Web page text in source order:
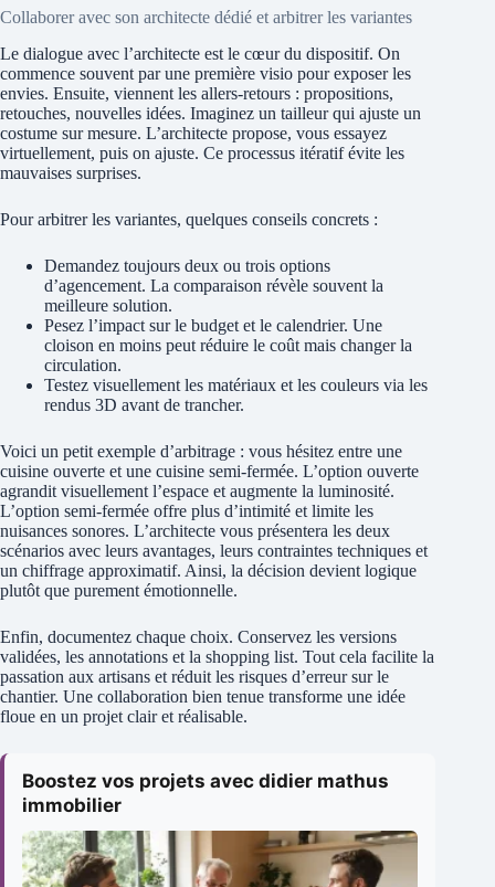
Collaborer avec son architecte dédié et arbitrer les variantes
Le dialogue avec l’architecte est le cœur du dispositif. On
commence souvent par une première visio pour exposer les
envies. Ensuite, viennent les allers-retours : propositions,
retouches, nouvelles idées. Imaginez un tailleur qui ajuste un
costume sur mesure. L’architecte propose, vous essayez
virtuellement, puis on ajuste. Ce processus itératif évite les
mauvaises surprises.
Pour arbitrer les variantes, quelques conseils concrets :
Demandez toujours deux ou trois options
d’agencement. La comparaison révèle souvent la
meilleure solution.
Pesez l’impact sur le budget et le calendrier. Une
cloison en moins peut réduire le coût mais changer la
circulation.
Testez visuellement les matériaux et les couleurs via les
rendus 3D avant de trancher.
Voici un petit exemple d’arbitrage : vous hésitez entre une
cuisine ouverte et une cuisine semi‑fermée. L’option ouverte
agrandit visuellement l’espace et augmente la luminosité.
L’option semi‑fermée offre plus d’intimité et limite les
nuisances sonores. L’architecte vous présentera les deux
scénarios avec leurs avantages, leurs contraintes techniques et
un chiffrage approximatif. Ainsi, la décision devient logique
plutôt que purement émotionnelle.
Enfin, documentez chaque choix. Conservez les versions
validées, les annotations et la shopping list. Tout cela facilite la
passation aux artisans et réduit les risques d’erreur sur le
chantier. Une collaboration bien tenue transforme une idée
floue en un projet clair et réalisable.
Boostez vos projets avec didier mathus
immobilier